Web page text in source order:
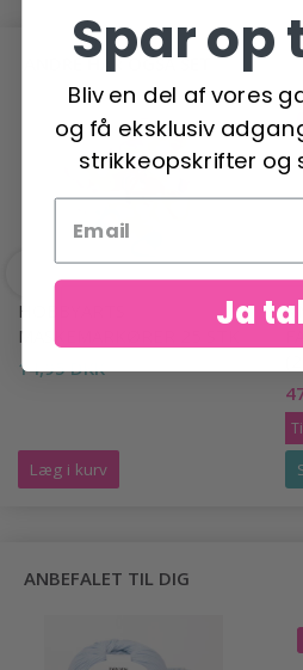
ANDRE HAR OGSÅ SET
HOBBYARTS
MASKEMARKØRER 25 STK
14,95 DKK
Læg i kurv
ANBEFALET TIL DIG
Spar op
Bliv en del af vores
og få eksklusiv
strikkeopskrifter
Ja